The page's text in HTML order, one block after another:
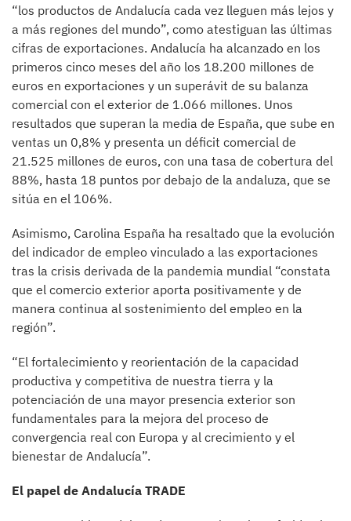
“los productos de Andalucía cada vez lleguen más lejos y
a más regiones del mundo”, como atestiguan las últimas
cifras de exportaciones. Andalucía ha alcanzado en los
primeros cinco meses del año los 18.200 millones de
euros en exportaciones y un superávit de su balanza
comercial con el exterior de 1.066 millones. Unos
resultados que superan la media de España, que sube en
ventas un 0,8% y presenta un déficit comercial de
21.525 millones de euros, con una tasa de cobertura del
88%, hasta 18 puntos por debajo de la andaluza, que se
sitúa en el 106%.
Asimismo, Carolina España ha resaltado que la evolución
del indicador de empleo vinculado a las exportaciones
tras la crisis derivada de la pandemia mundial “constata
que el comercio exterior aporta positivamente y de
manera continua al sostenimiento del empleo en la
región”.
“El fortalecimiento y reorientación de la capacidad
productiva y competitiva de nuestra tierra y la
potenciación de una mayor presencia exterior son
fundamentales para la mejora del proceso de
convergencia real con Europa y al crecimiento y el
bienestar de Andalucía”.
El papel de Andalucía TRADE